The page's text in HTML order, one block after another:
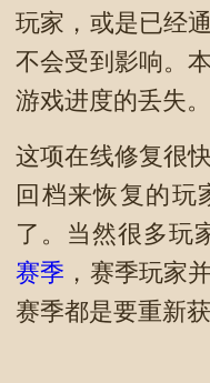
玩家，或是已经
不会受到影响。
游戏进度的丢失。
这项在线修复很
回档来恢复的玩
了。当然很多玩
赛季 ，赛季玩家
赛季都是要重新获